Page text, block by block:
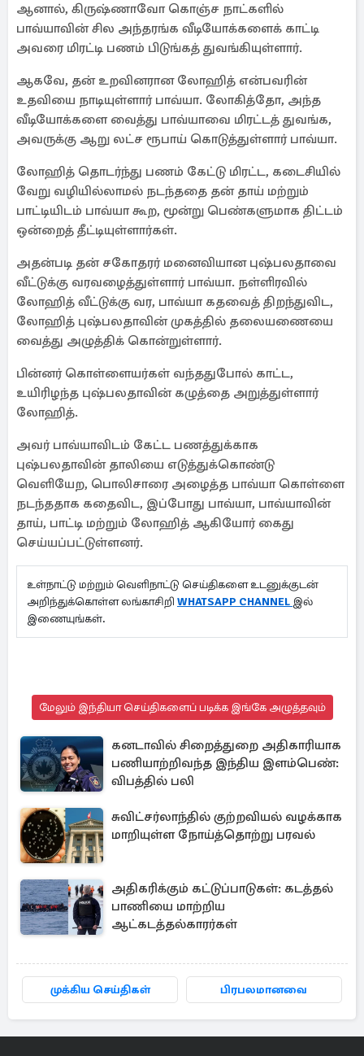
ஆனால், கிருஷ்ணாவோ கொஞ்ச நாட்களில்
பாவ்யாவின் சில அந்தரங்க வீடியோக்களைக் காட்டி
அவரை மிரட்டி பணம் பிடுங்கத் துவங்கியுள்ளார்.
ஆகவே, தன் உறவினரான லோஹித் என்பவரின்
உதவியை நாடியுள்ளார் பாவ்யா. லோகித்தோ, அந்த
வீடியோக்களை வைத்து பாவ்யாவை மிரட்டத் துவங்க,
அவருக்கு ஆறு லட்ச ரூபாய் கொடுத்துள்ளார் பாவ்யா.
லோஹித் தொடர்ந்து பணம் கேட்டு மிரட்ட, கடைசியில்
வேறு வழியில்லாமல் நடந்ததை தன் தாய் மற்றும்
பாட்டியிடம் பாவ்யா கூற, மூன்று பெண்களுமாக திட்டம்
ஒன்றைத் தீட்டியுள்ளார்கள்.
அதன்படி தன் சகோதரர் மனைவியான புஷ்பலதாவை
வீட்டுக்கு வரவழைத்துள்ளார் பாவ்யா. நள்ளிரவில்
லோஹித் வீட்டுக்கு வர, பாவ்யா கதவைத் திறந்துவிட,
லோஹித் புஷ்பலதாவின் முகத்தில் தலையணையை
வைத்து அழுத்திக் கொன்றுள்ளார்.
பின்னர் கொள்ளையர்கள் வந்ததுபோல் காட்ட,
உயிரிழந்த புஷ்பலதாவின் கழுத்தை அறுத்துள்ளார்
லோஹித்.
அவர் பாவ்யாவிடம் கேட்ட பணத்துக்காக
புஷ்பலதாவின் தாலியை எடுத்துக்கொண்டு
வெளியேற, பொலிசாரை அழைத்த பாவ்யா கொள்ளை
நடந்ததாக கதைவிட, இப்போது பாவ்யா, பாவ்யாவின்
தாய், பாட்டி மற்றும் லோஹித் ஆகியோர் கைது
செய்யப்பட்டுள்ளனர்.
உள்நாட்டு மற்றும் வெளிநாட்டு செய்திகளை உடனுக்குடன்
அறிந்துக்கொள்ள லங்காசிறி WHATSAPP CHANNEL இல்
இணையுங்கள்.
மேலும் இந்தியா செய்திகளைப் படிக்க இங்கே அழுத்தவும்
கனடாவில் சிறைத்துறை அதிகாரியாக
பணியாற்றிவந்த இந்திய இளம்பெண்:
விபத்தில் பலி
சுவிட்சர்லாந்தில் குற்றவியல் வழக்காக
மாறியுள்ள நோய்த்தொற்று பரவல்
அதிகரிக்கும் கட்டுப்பாடுகள்: கடத்தல்
பாணியை மாற்றிய
ஆட்கடத்தல்காரர்கள்
முக்கிய செய்திகள் பிரபலமானவை